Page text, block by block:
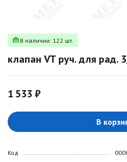
В наличии: 122 шт.
клапан VT руч. для рад.
1 533 ₽
В
Код